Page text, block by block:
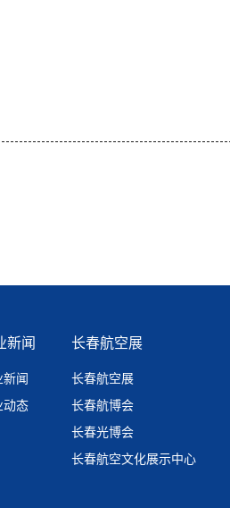
新闻
新闻
动态
长春航空展
长春航空展
长春航博会
长春光博会
长春航空文化展示中心